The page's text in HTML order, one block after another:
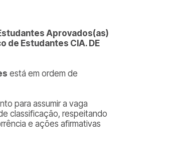
Aprovados(as)
de Estudantes CIA. DE
está em ordem de
para assumir a vaga
classificação, respeitando
e ações afirmativas